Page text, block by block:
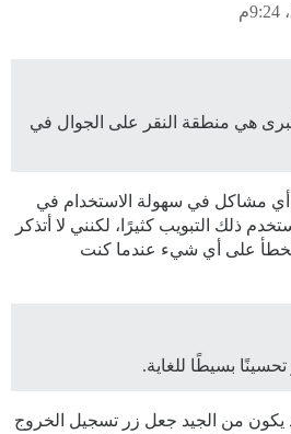
هي منطقة النقر على الجوال في
أي مشاكل في سهولة الاستخدام في
ذلك التبويب كثيرًا، لكنني لا أتذكر
على أي شيء عندما كنت
بسيطًا للغاية.
يكون من الجيد جعل زر تسجيل الخروج